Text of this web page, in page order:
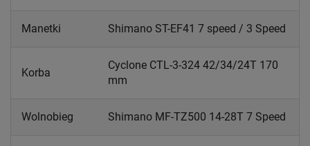
Manetki Shimano ST-EF41 7 speed / 3 Speed
Korba
Cyclone CTL-3-324 42/34/24T 170
mm
Wolnobieg Shimano MF-TZ500 14-28T 7 Speed